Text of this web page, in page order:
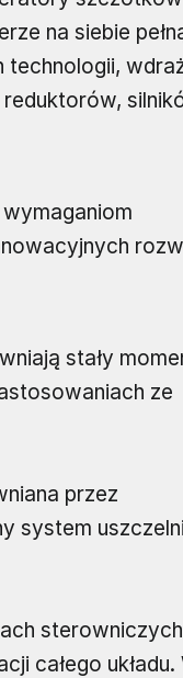
na siebie
stały
ze
przez
system
całego układu.